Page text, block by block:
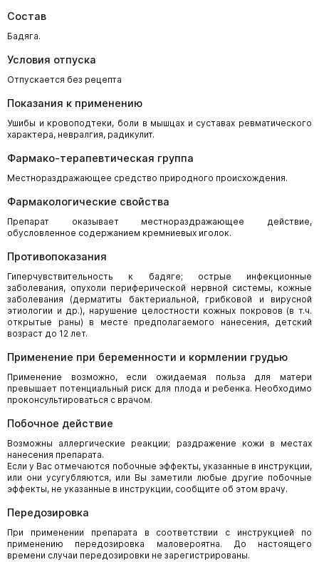
Состав
Бадяга.
Условия отпуска
Отпускается без рецепта
Показания к применению
Ушибы и кровоподтеки, боли в мышцах и суставах ревматического
характера, невралгия, радикулит.
Фармако-терапевтическая группа
Местнораздражающее средство природного происхождения.
Фармакологические свойства
Препарат оказывает местнораздражающее действие,
обусловленное содержанием кремниевых иголок.
Противопоказания
Гиперчувствительность к бадяге; острые инфекционные
заболевания, опухоли периферической нервной системы, кожные
заболевания (дерматиты бактериальной, грибковой и вирусной
этиологии и др.), нарушение целостности кожных покровов (в т.ч.
открытые раны) в месте предполагаемого нанесения, детский
возраст до 12 лет.
Применение при беременности и кормлении грудью
Применение возможно, если ожидаемая польза для матери
превышает потенциальный риск для плода и ребенка. Необходимо
проконсультироваться с врачом.
Побочное действие
Возможны аллергические реакции; раздражение кожи в местах
нанесения препарата.
Если у Вас отмечаются побочные эффекты, указанные в инструкции,
или они усугубляются, или Вы заметили любые другие побочные
эффекты, не указанные в инструкции, сообщите об этом врачу.
Передозировка
При применении препарата в соответствии с инструкцией по
применению передозировка маловероятна. До настоящего
времени случаи передозировки не зарегистрированы.